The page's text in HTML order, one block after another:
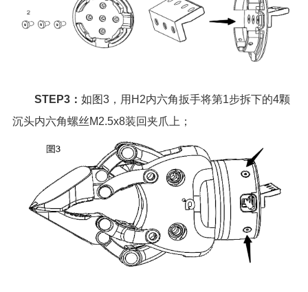
STEP3： 如图3，用H2内六角扳手将第1步拆下的4颗
沉头内六角螺丝M2.5x8装回夹爪上；